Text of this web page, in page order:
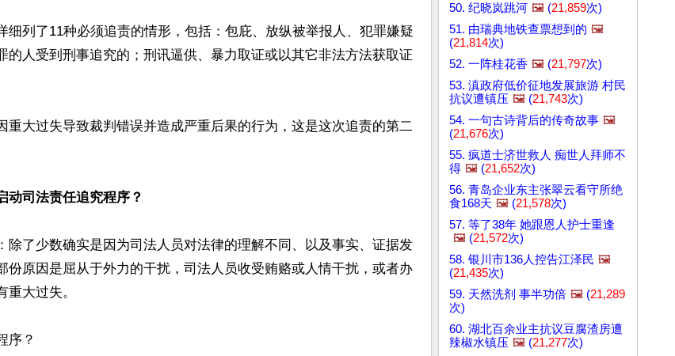
细列了11种必须追责的情形，包括：包庇、放纵被举报人、犯罪嫌疑
的人受到刑事追究的；刑讯逼供、暴力取证或以其它非法方法获取证
重大过失导致裁判错误并造成严重后果的行为，这是这次追责的第二
动司法责任追究程序？
除了少数确实是因为司法人员对法律的理解不同、以及事实、证据发
份原因是屈从于外力的干扰，司法人员收受贿赂或人情干扰，或者办
大过失。
序？
50. 纪晓岚跳河 🖼️ (21,859次)
51. 由瑞典地铁查票想到的 🖼️
(21,814次)
52. 一阵桂花香 🖼️ (21,797次)
53. 滇政府低价征地发展旅游 村民
抗议遭镇压 🖼️ (21,743次)
54. 一句古诗背后的传奇故事 🖼️
(21,676次)
55. 疯道士济世救人 痴世人拜师不
得 🖼️ (21,652次)
56. 青岛企业东主张翠云看守所绝
食168天 🖼️ (21,578次)
57. 等了38年 她跟恩人护士重逢
🖼️ (21,572次)
58. 银川市136人控告江泽民 🖼️
(21,435次)
59. 天然洗剂 事半功倍 🖼️ (21,289
次)
60. 湖北百余业主抗议豆腐渣房遭
辣椒水镇压 🖼️ (21,277次)